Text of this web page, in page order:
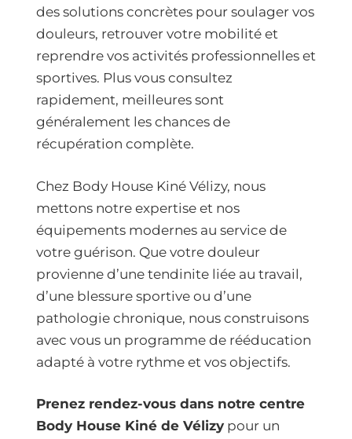
des solutions concrètes pour soulager vos
douleurs, retrouver votre mobilité et
reprendre vos activités professionnelles et
sportives. Plus vous consultez
rapidement, meilleures sont
généralement les chances de
récupération complète.
Chez Body House Kiné Vélizy, nous
mettons notre expertise et nos
équipements modernes au service de
votre guérison. Que votre douleur
provienne d’une tendinite liée au travail,
d’une blessure sportive ou d’une
pathologie chronique, nous construisons
avec vous un programme de rééducation
adapté à votre rythme et vos objectifs.
Prenez rendez-vous dans notre centre
Body House Kiné de Vélizy pour un